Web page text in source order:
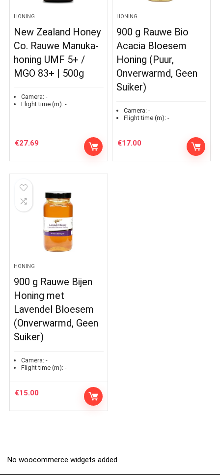
HONING
New Zealand Honey
Co. Rauwe Manuka-
honing UMF 5+ /
MGO 83+ | 500g
Camera: -
Flight time (m): -
€27.69
HONING
900 g Rauwe Bio
Acacia Bloesem
Honing (Puur,
Onverwarmd, Geen
Suiker)
Camera: -
Flight time (m): -
€17.00
HONING
900 g Rauwe Bijen
Honing met
Lavendel Bloesem
(Onverwarmd, Geen
Suiker)
Camera: -
Flight time (m): -
€15.00
No woocommerce widgets added